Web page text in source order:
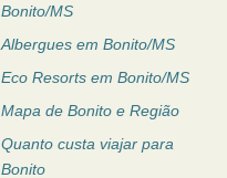
Bonito/MS
Albergues em Bonito/MS
Eco Resorts em Bonito/MS
Mapa de Bonito e Região
Quanto custa viajar para
Bonito